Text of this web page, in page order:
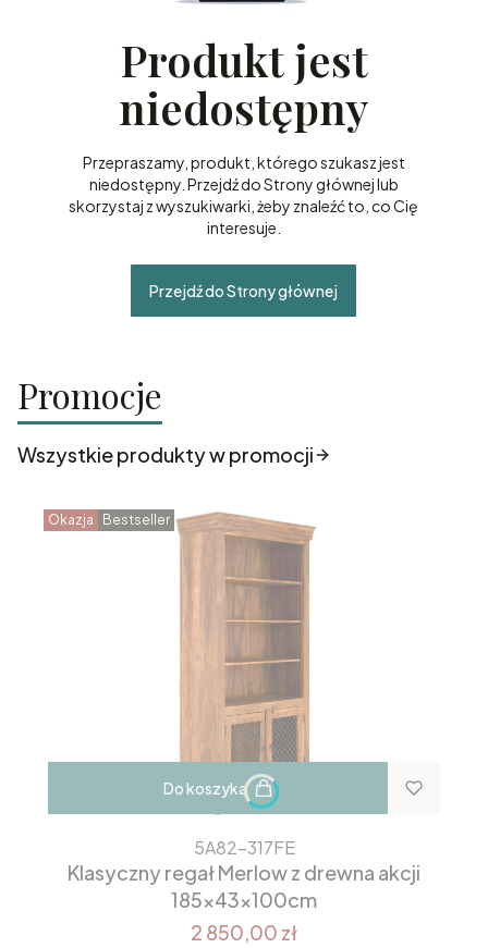
Produkt jest
niedostępny
Przepraszamy, produkt, którego szukasz jest
niedostępny. Przejdź do Strony głównej lub
skorzystaj z wyszukiwarki, żeby znaleźć to, co Cię
interesuje.
Przejdź do Strony głównej
Promocje
Wszystkie produkty w promocji
Okazja Bestseller
Do koszyka
5A82-317FE
Klasyczny regał Merlow z drewna akcji
185x43x100cm
2 850,00 zł